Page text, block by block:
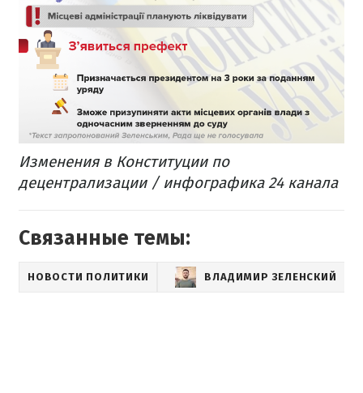
Изменения в Конституции по
децентрализации / инфографика 24 канала
Связанные темы:
НОВОСТИ ПОЛИТИКИ ВЛАДИМИР ЗЕЛЕНСКИЙ